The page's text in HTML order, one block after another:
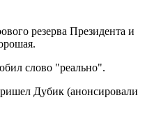
резерва Президента и
слово "реально".
Дубик (анонсировали